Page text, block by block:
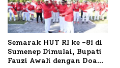
Semarak HUT RI ke -81 di
Sumenep Dimulai, Bupati
Fauzi Awali dengan Doa